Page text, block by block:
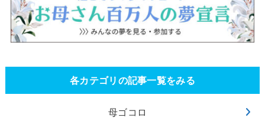
各カテゴリの記事一覧をみる
母ゴコロ